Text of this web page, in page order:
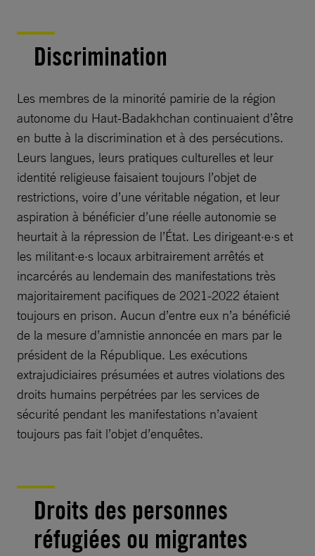
Discrimination
Les membres de la minorité pamirie de la région
autonome du Haut-Badakhchan continuaient d’être
en butte à la discrimination et à des persécutions.
Leurs langues, leurs pratiques culturelles et leur
identité religieuse faisaient toujours l’objet de
restrictions, voire d’une véritable négation, et leur
aspiration à bénéficier d’une réelle autonomie se
heurtait à la répression de l’État. Les dirigeant·e·s et
les militant·e·s locaux arbitrairement arrêtés et
incarcérés au lendemain des manifestations très
majoritairement pacifiques de 2021-2022 étaient
toujours en prison. Aucun d’entre eux n’a bénéficié
de la mesure d’amnistie annoncée en mars par le
président de la République. Les exécutions
extrajudiciaires présumées et autres violations des
droits humains perpétrées par les services de
sécurité pendant les manifestations n’avaient
toujours pas fait l’objet d’enquêtes.
Droits des personnes
réfugiées ou migrantes